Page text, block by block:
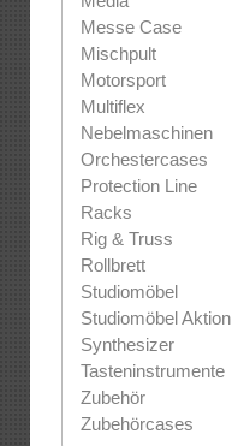
Messe Case
Mischpult
Motorsport
Multiflex
Nebelmaschinen
Orchestercases
Protection Line
Racks
Rig & Truss
Rollbrett
Studiomöbel
Studiomöbel Aktion
Synthesizer
Tasteninstrumente
Zubehör
Zubehörcases